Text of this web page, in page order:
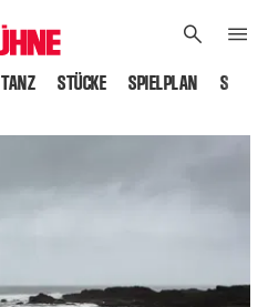
TANZ STÜCKE SPIELPLAN